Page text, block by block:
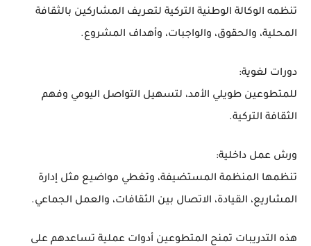
تنظمه الوكالة الوطنية التركية لتعريف المشاركين بالثقافة
المحلية، والحقوق، والواجبات، وأهداف المشروع.
دورات لغوية:
للمتطوعين طويلي الأمد، لتسهيل التواصل اليومي وفهم
الثقافة التركية.
ورش عمل داخلية:
تنظمها المنظمة المستضيفة، وتغطي مواضيع مثل إدارة
المشاريع، القيادة، الاتصال بين الثقافات، والعمل الجماعي.
هذه التدريبات تمنح المتطوعين أدوات عملية تساعدهم على